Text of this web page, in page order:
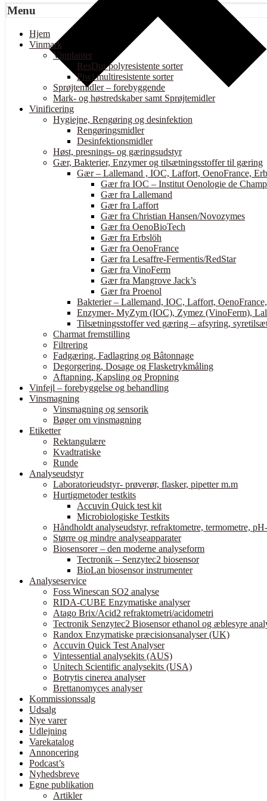
Menu
Hjem
Vinmark
Vinplanter
ResDur polyresistente sorter
Piwi multiresistente sorter
Sprøjtemidler – forebyggende
Mark- og høstredskaber samt Sprøjtemidler
Vinificering
Hygiejne, Rengøring og desinfektion
Rengøringsmidler
Desinfektionsmidler
Høst, presnings- og gæringsudstyr
Gær, Bakterier, Enzymer og tilsætningsstoffer til gæring
Gær – Lallemand , IOC, Laffort, OenoFrance,
Gær fra IOC – Institut Oenologie de
Gær fra Lallemand
Gær fra Laffort
Gær fra Christian Hansen/Novozymes
Gær fra OenoBioTech
Gær fra Erbslöh
Gær fra OenoFrance
Gær fra Lesaffre-Fermentis/RedStar
Gær fra VinoFerm
Gær fra Mangrove Jack’s
Gær fra Proenol
Bakterier – Lallemand, IOC, Laffort,
Enzymer- MyZym (IOC), Zymez (VinoFerm),
Tilsætningsstoffer ved gæring – afsyring,
Charmat fremstilling
Filtrering
Fadgæring, Fadlagring og Bâtonnage
Degorgering, Dosage og Flasketrykmåling
Aftapning, Kapsling og Propning
Vinfejl – forebyggelse og behandling
Vinsmagning
Vinsmagning og sensorik
Bøger om vinsmagning
Etiketter
Rektangulære
Kvadtratiske
Runde
Analyseudstyr
Laboratorieudstyr- prøverør, flasker, pipetter m.m
Hurtigmetoder testkits
Accuvin Quick test kit
Microbiologiske Testkits
Håndholdt analyseudstyr, refraktometre, termometre,
Større og mindre analyseapparater
Biosensorer – den moderne analyseform
Tectronik – Senzytec2 biosensor
BioLan biosensor instrumenter
Analyseservice
Foss Winescan SO2 analyse
RIDA-CUBE Enzymatiske analyser
Atago Brix/Acid2 refraktometri/acidometri
Tectronik Senzytec2 Biosensor ethanol og æblesyre
Randox Enzymatiske præcisionsanalyser (UK)
Accuvin Quick Test Analyser
Vintessential analysekits (AUS)
Unitech Scientific analysekits (USA)
Botrytis cinerea analyser
Brettanomyces analyser
Kommissionssalg
Udsalg
Nye varer
Udlejning
Varekatalog
Annoncering
Podcast’s
Nyhedsbreve
Egne publikation
Artikler